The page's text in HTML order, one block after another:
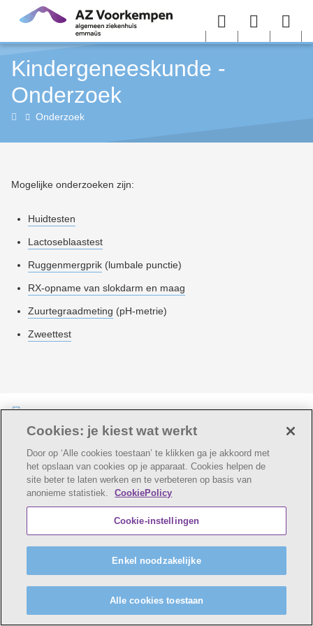
Overslaan en naar de inhoud gaan
Menu User
Kindergeneeskunde -
Onderzoek
Kindergeneeskunde
Onderzoek
Mogelijke onderzoeken zijn:
Huidtesten
Lactoseblaastest
Ruggenmergprik (lumbale punctie)
RX-opname van slokdarm en maag
Zuurtegraadmeting (pH-metrie)
Zweettest
Laatste update: 10-08-2022
© AZ Voorkempen
Cookie verklaring
Privacybeleid
AZ Voorkempen maakt deel uit vanvzw Emmaüs
Maatschappelijke zetel Edgard Tinellaan 1c, 2800
Mechelen
BE 0411 515 075, RPR Antwerpen (Mechelen)
Cookies: je kiest wat werkt
Door op ‘Alle cookies toestaan’ te klikken ga je akkoord met
het opslaan van cookies op je apparaat. Cookies helpen de
site beter te laten werken en te verbeteren op basis van
anonieme statistiek.
CookiePolicy
Cookie-instellingen
Enkel noodzakelijke
Alle cookies toestaan